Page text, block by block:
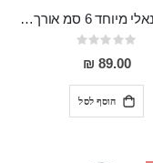
פלאג אנאלי מיוחד 6 סמ אורך לעיסוי פרוסטטה למתחילים מסיליקון רפואי OPS
Rating:
0%
89.00 ₪
הוסף לסל